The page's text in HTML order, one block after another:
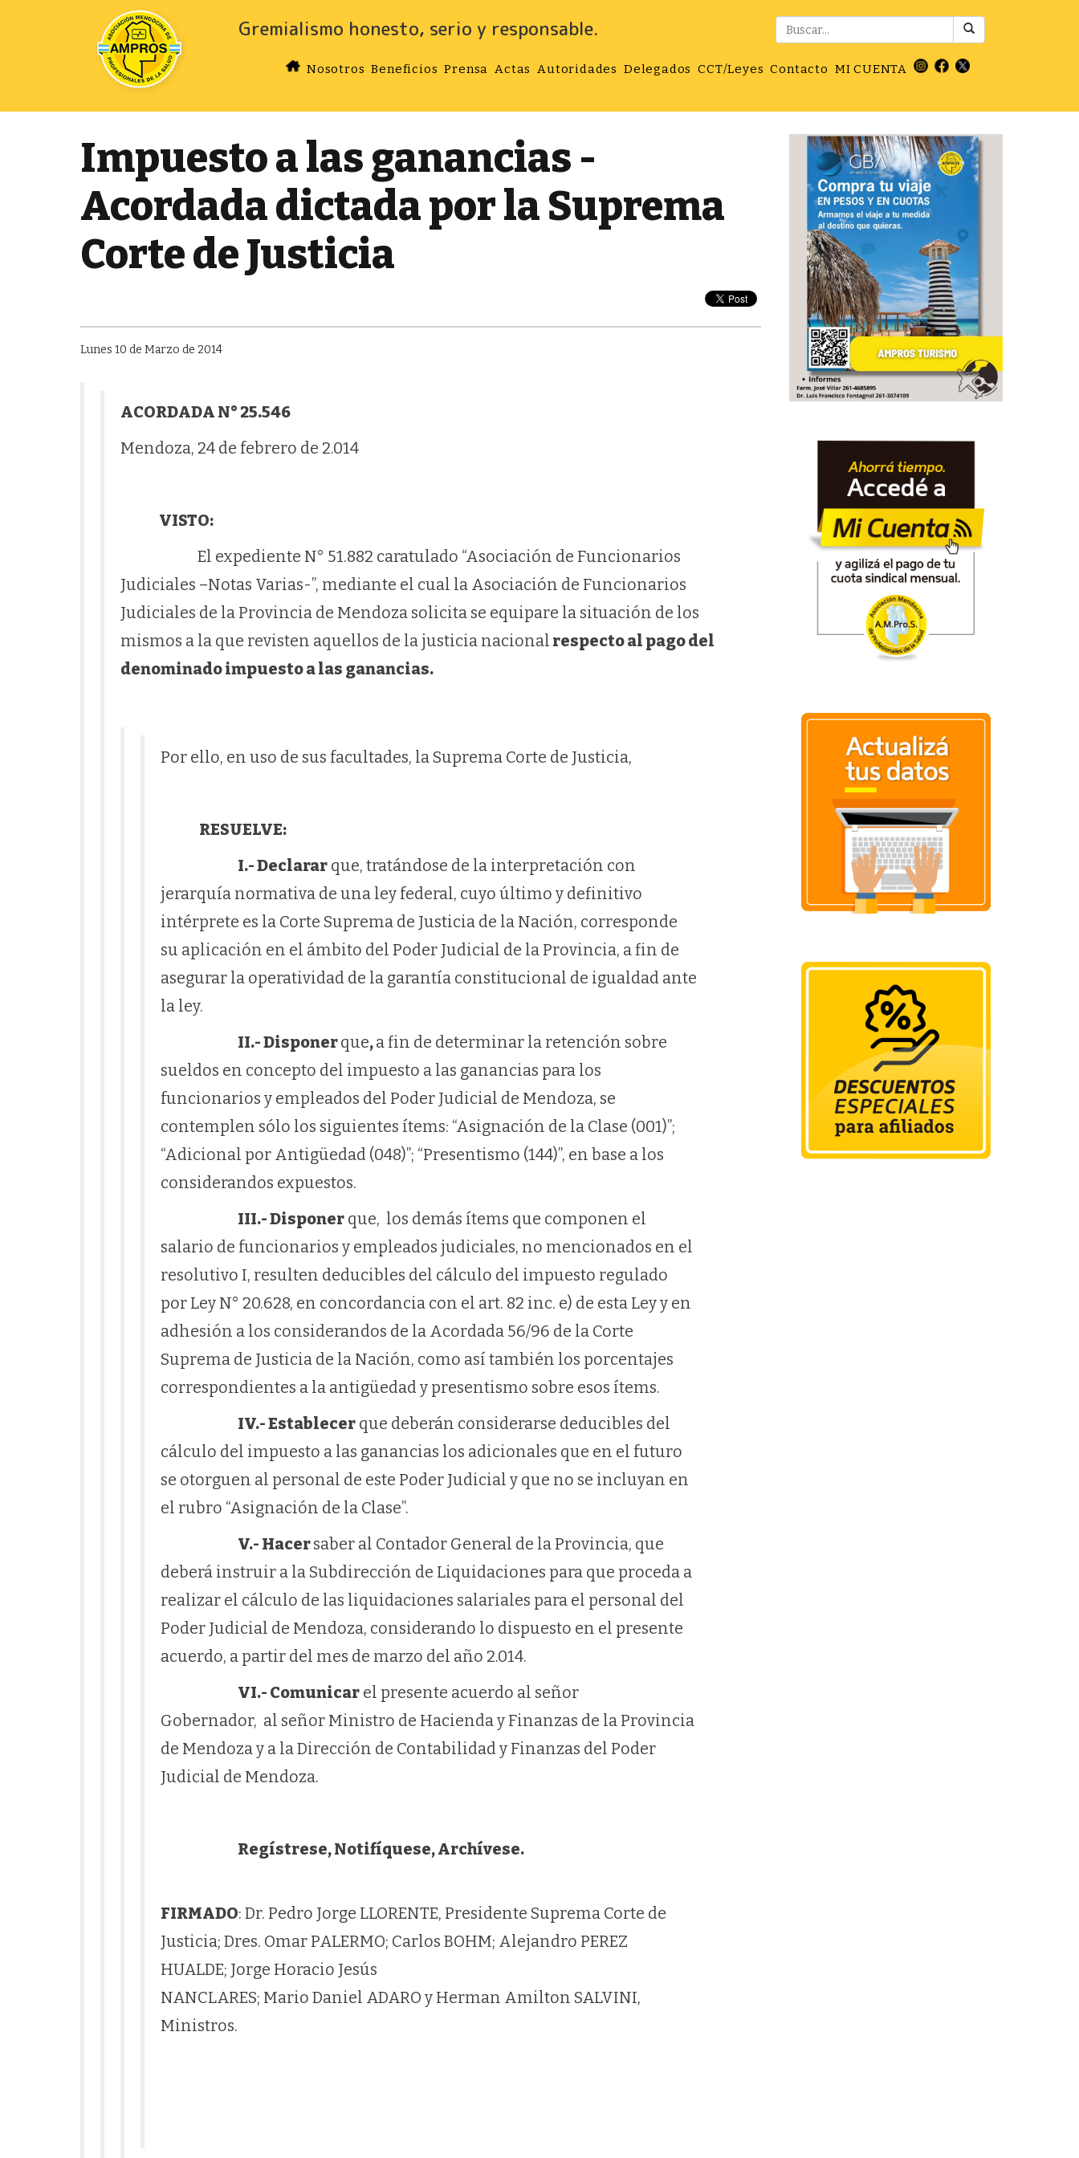
Gremialismo honesto, serio y responsable.
Nosotros Beneficios Prensa Actas Autoridades Delegados CCT/Leyes Contacto MI CUENTA
Impuesto a las ganancias -
Acordada dictada por la Suprema
Corte de Justicia
Lunes 10 de Marzo de 2014
ACORDADA N° 25.546
Mendoza, 24 de febrero de 2.014
VISTO:
El expediente N° 51.882 caratulado “Asociación de Funcionarios
Judiciales –Notas Varias-”, mediante el cual la Asociación de Funcionarios
Judiciales de la Provincia de Mendoza solicita se equipare la situación de los
mismos a la que revisten aquellos de la justicia nacional respecto al pago del
denominado impuesto a las ganancias.
Por ello, en uso de sus facultades, la Suprema Corte de Justicia,
RESUELVE:
I.- Declarar que, tratándose de la interpretación con
jerarquía normativa de una ley federal, cuyo último y definitivo
intérprete es la Corte Suprema de Justicia de la Nación, corresponde
su aplicación en el ámbito del Poder Judicial de la Provincia, a fin de
asegurar la operatividad de la garantía constitucional de igualdad ante
la ley.
II.- Disponerque,a fin de determinar la retención sobre
sueldos en concepto del impuesto a las ganancias para los
funcionarios y empleados del Poder Judicial de Mendoza, se
contemplen sólo los siguientes ítems: “Asignación de la Clase (001)”;
“Adicional por Antigüedad (048)”; “Presentismo (144)”, en base a los
considerandos expuestos.
III.- Disponer que, los demás ítems que componen el
salario de funcionarios y empleados judiciales, no mencionados en el
resolutivo I, resulten deducibles del cálculo del impuesto regulado
por Ley N° 20.628, en concordancia con el art. 82 inc. e) de esta Ley y en
adhesión a los considerandos de la Acordada 56/96 de la Corte
Suprema de Justicia de la Nación, como así también los porcentajes
correspondientes a la antigüedad y presentismo sobre esos ítems.
IV.- Establecer que deberán considerarse deducibles del
cálculo del impuesto a las ganancias los adicionales que en el futuro
se otorguen al personal de este Poder Judicial y que no se incluyan en
el rubro “Asignación de la Clase”.
V.- Hacersaber al Contador General de la Provincia, que
deberá instruir a la Subdirección de Liquidaciones para que proceda a
realizar el cálculo de las liquidaciones salariales para el personal del
Poder Judicial de Mendoza, considerando lo dispuesto en el presente
acuerdo, a partir del mes de marzo del año 2.014.
VI.- Comunicar el presente acuerdo al señor
Gobernador, al señor Ministro de Hacienda y Finanzas de la Provincia
de Mendoza y a la Dirección de Contabilidad y Finanzas del Poder
Judicial de Mendoza.
Regístrese, Notifíquese, Archívese.
FIRMADO: Dr. Pedro Jorge LLORENTE, Presidente Suprema Corte de
Justicia; Dres. Omar PALERMO; Carlos BOHM; Alejandro PEREZ
HUALDE; Jorge Horacio Jesús
NANCLARES; Mario Daniel ADARO y Herman Amilton SALVINI,
Ministros.